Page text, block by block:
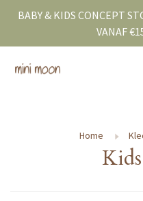
BABY & KIDS CONCEPT
VANAF
Home